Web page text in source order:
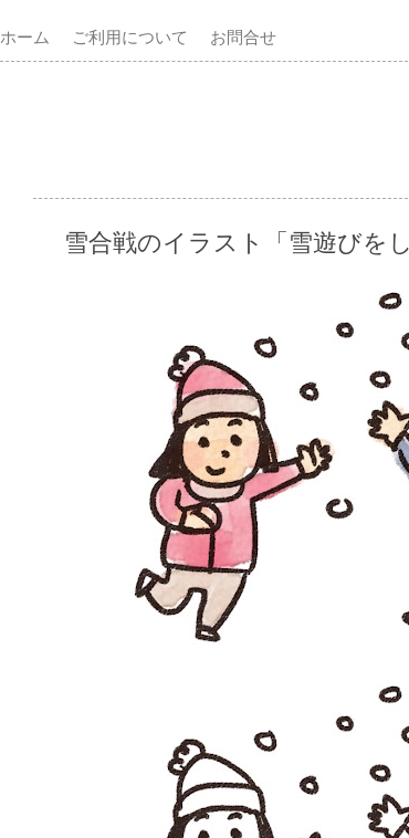
ホーム ご利用について お問合せ
雪合戦のイラスト「雪遊びを